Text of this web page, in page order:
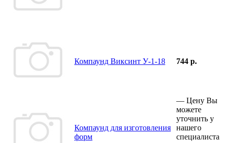
Компаунд Виксинт У-1-18 744 р.
Компаунд для изготовления
форм
— Цену Вы
можете
уточнить у
нашего
специалиста